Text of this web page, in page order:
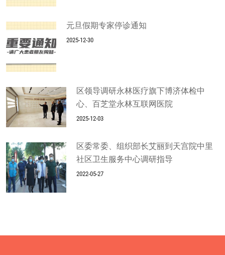
元旦假期专家停诊通知
2025-12-30
区领导调研永林医疗旗下博济体检中
心、百芝堂永林互联网医院
2025-12-03
区委常委、组织部长艾丽到天宫院中里
社区卫生服务中心调研指导
2022-05-27